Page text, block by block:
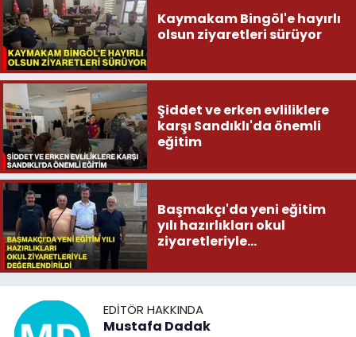
Kaymakam Bingöl'e hayırlı
olsun ziyaretleri sürüyor
Şiddet ve erken evliliklere
karşı Sandıklı'da önemli
eğitim
Başmakçı'da yeni eğitim
yılı hazırlıkları okul
ziyaretleriyle
EDITÖR HAKKINDA
Mustafa Dadak